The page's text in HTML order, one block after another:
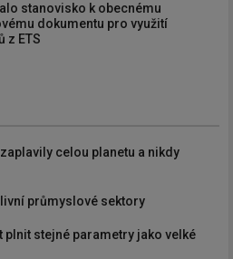
stanovisko k obecnému
dokumentu pro využití
z ETS
celou planetu a nikdy
průmyslové sektory
plnit stejné parametry jako velké